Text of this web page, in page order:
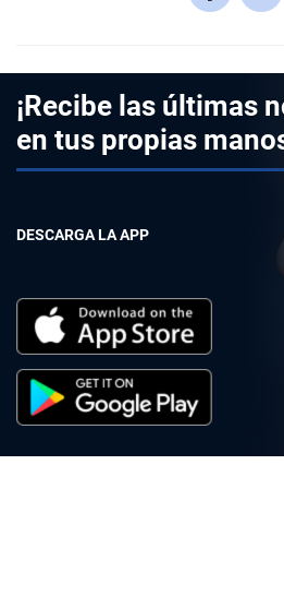
¡Recibe las últimas
en tus propias
DESCARGA LA APP